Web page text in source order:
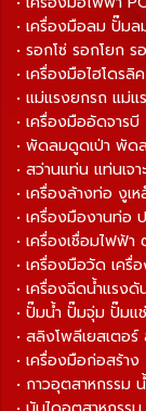
• เครื่องมือลม ปั๊มล
• รอกโซ่ รอกโยก
• เครื่องมือไฮโดร
• แม่แรงยกรถ แม่แ
• เครื่องมืออัดจาร
• พัดลมดูดเป่า พั
• สว่านแท่น แท่นเจ
• เครื่องล้างท่อ งู
• เครื่องมืองานท่อ
• เครื่องเชื่อมไฟฟ้
• เครื่องมือวัด เครื่
• เครื่องฉีดน้ำแรง
• ปั๊มน้ำ ปั๊มจุ่ม ปั๊ม
• สลิงโพลีเยสเตอ
• เครื่องมือก่อสร้าง
• กาวอุตสาหกรรม